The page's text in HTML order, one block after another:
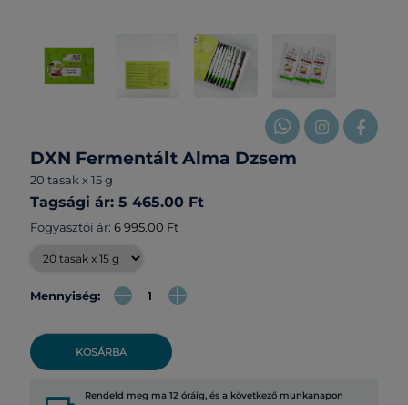
DXN Fermentált Alma Dzsem
20 tasak x 15 g
Tagsági ár: 5 465.00 Ft
Fogyasztói ár: 6 995.00 Ft
Mennyiség:
KOSÁRBA
Rendeld meg ma 12 óráig, és a következő munkanapon